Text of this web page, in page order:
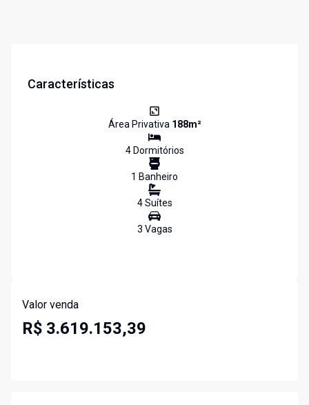
Características
Área Privativa 188m²
4Dormitórios
1 Banheiro
4Suítes
3 Vagas
Valor venda
R$ 3.619.153,39